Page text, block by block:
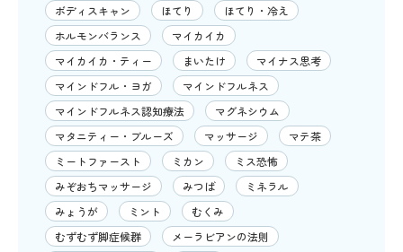
ボディスキャン
ほてり
ほてり・冷え
ホルモンバランス
マイカイカ
マイカイカ・ティー
まいたけ
マイナス思考
マインドフル・ヨガ
マインドフルネス
マインドフルネス認知療法
マグネシウム
マタニティー・ブルーズ
マッサージ
マテ茶
ミートファースト
ミカン
ミス恐怖
みぞおちマッサージ
みつば
ミネラル
みょうが
ミント
むくみ
むずむず脚症候群
メーラビアンの法則